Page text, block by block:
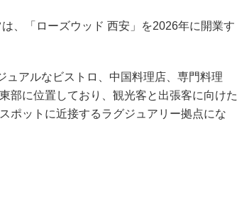
、「ローズウッド 西安」を2026年に開業す
アルなビストロ、中国料理店、専門料理
部に位置しており、観光客と出張客に向けた
ポットに近接するラグジュアリー拠点にな